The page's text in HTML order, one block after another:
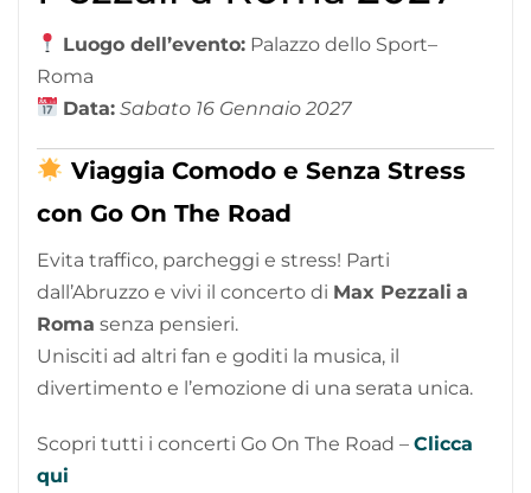
Luogo dell’evento: Palazzo dello Sport–
Roma
Data: Sabato 16 Gennaio 2027
Viaggia Comodo e Senza Stress
con Go On The Road
Evita traffico, parcheggi e stress! Parti
dall’Abruzzo e vivi il concerto di Max Pezzali a
Roma senza pensieri.
Unisciti ad altri fan e goditi la musica, il
divertimento e l’emozione di una serata unica.
Scopri tutti i concerti Go On The Road – Clicca
qui